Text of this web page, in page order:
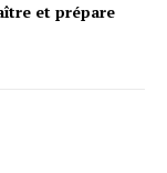
et prépare